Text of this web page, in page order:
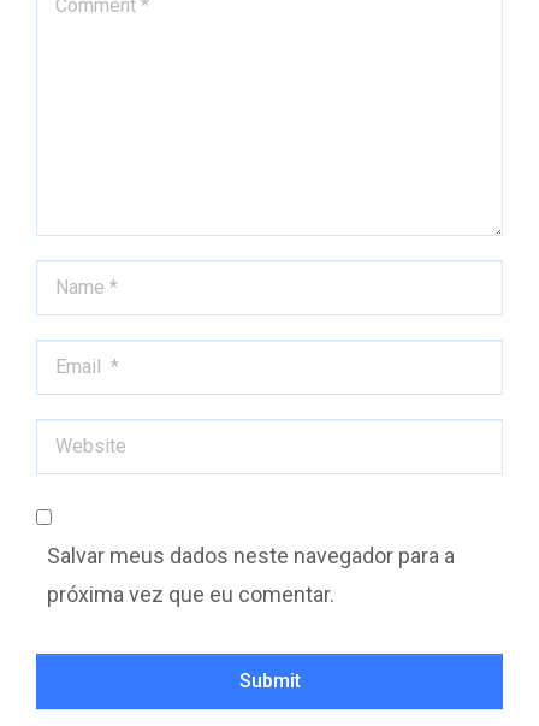
Name *
Email *
Website
Salvar meus dados neste navegador para a
próxima vez que eu comentar.
Submit